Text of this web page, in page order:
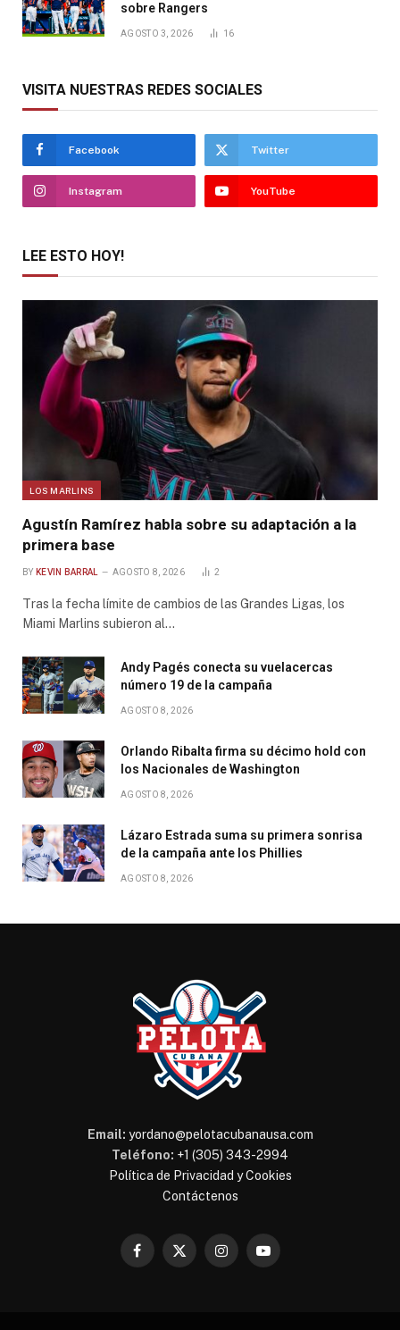
sobre Rangers
AGOSTO 3, 2026 16
VISITA NUESTRAS REDES SOCIALES
Facebook Twitter
Instagram YouTube
LEE ESTO HOY!
LOS MARLINS
Agustín Ramírez habla sobre su adaptación a la
primera base
BY KEVIN BARRAL AGOSTO 8, 2026 2
Tras la fecha límite de cambios de las Grandes Ligas, los
Miami Marlins subieron al…
Andy Pagés conecta su vuelacercas
número 19 de la campaña
AGOSTO 8, 2026
Orlando Ribalta firma su décimo hold con
los Nacionales de Washington
AGOSTO 8, 2026
Lázaro Estrada suma su primera sonrisa
de la campaña ante los Phillies
AGOSTO 8, 2026
Email: yordano@pelotacubanausa.com
Teléfono: +1 (305) 343-2994
Política de Privacidad y Cookies
Contáctenos
Facebook
X
InstagramYouTube